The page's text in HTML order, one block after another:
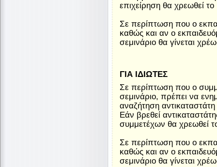
επιχείρηση θα χρεωθεί
Σε περίπτωση που ο
καθώς και αν ο
σεμινάριο θα γίνεται
ΓΙΑ ΙΔΙΩΤΕΣ
Σε περίπτωση που ο
σεμινάριο, πρέπει να
αναζήτηση
Εάν βρεθεί
συμμετέχων θα χρεωθεί
Σε περίπτωση που ο
καθώς και αν ο
σεμινάριο θα γίνεται